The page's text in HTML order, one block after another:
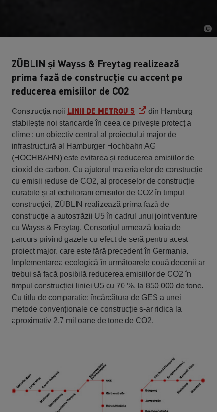
ZÜBLIN și Wayss & Freytag realizează
prima fază de construcție cu accent pe
reducerea emisiilor de CO2
Construcția noii LINII DE METROU 5
din Hamburg
stabilește noi standarde în ceea ce privește protecția
climei: un obiectiv central al proiectului major de
infrastructură al Hamburger Hochbahn AG
(HOCHBAHN) este evitarea și reducerea emisiilor de
dioxid de carbon. Cu ajutorul materialelor de construcție
cu emisii reduse de CO2, al proceselor de construcție
durabile și al echilibrării emisiilor de CO2 în timpul
construcției, ZÜBLIN realizează prima fază de
construcție a autostrăzii U5 în cadrul unui joint venture
cu Wayss & Freytag. Consorțiul urmează foaia de
parcurs privind gazele cu efect de seră pentru acest
proiect major, care este fără precedent în Germania.
Implementarea ecologică în următoarele două decenii ar
trebui să facă posibilă reducerea emisiilor de CO2 în
timpul construcției liniei U5 cu 70 %, la 850 000 de tone.
Cu titlu de comparație: încărcătura de GES a unei
metode convenționale de construcție s-ar ridica la
aproximativ 2,7 milioane de tone de CO2.